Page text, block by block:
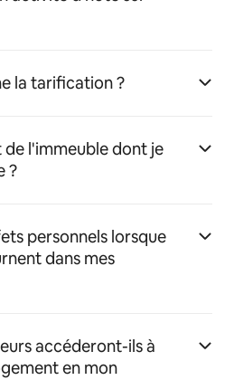
la tarification ?
l'immeuble dont je
?
personnels lorsque
dans mes
accéderont-ils à
en mon